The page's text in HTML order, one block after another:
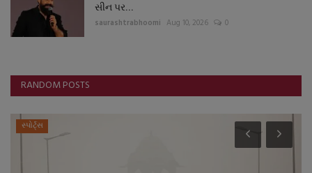
સીન પર...
saurashtrabhoomi Aug 10, 2026 0
RANDOM POSTS
સ્પોર્ટ્સ